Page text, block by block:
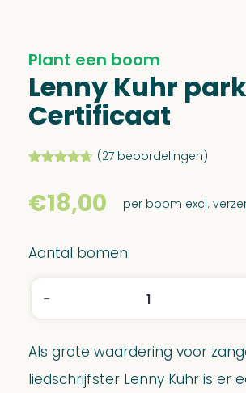
Plant een boom
Lenny Kuhr park
Certificaat
gebaseerd
op klant
(27 beoordelingen)
€18,00 per boom excl.
Aantal bomen:
-
park
Certificaat
aantal
Als grote waardering voor
liedschrijfster Lenny Kuhr is er